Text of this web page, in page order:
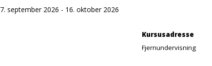
7. september 2026 - 16. oktober 2026
Kursusadresse
Fjernundervisning